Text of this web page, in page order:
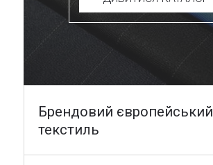
Брендовий європейський
текстиль